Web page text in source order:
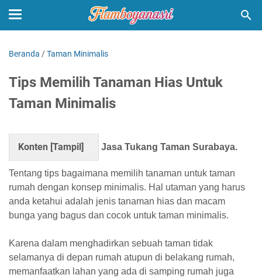
Beranda /Taman Minimalis
Tips Memilih Tanaman Hias Untuk
Taman Minimalis
Konten [Tampil] Jasa Tukang Taman Surabaya.
Tentang tips bagaimana memilih tanaman untuk taman
rumah dengan konsep minimalis. Hal utaman yang harus
anda ketahui adalah jenis tanaman hias dan macam
bunga yang bagus dan cocok untuk taman minimalis.
Karena dalam menghadirkan sebuah taman tidak
selamanya di depan rumah atupun di belakang rumah,
memanfaatkan lahan yang ada di samping rumah juga